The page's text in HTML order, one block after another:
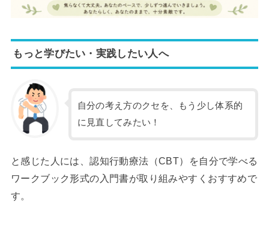
もっと学びたい・実践したい人へ
自分の考え方のクセを、もう少し体系的
に見直してみたい！
と感じた人には、認知行動療法（CBT）を自分で学べる
ワークブック形式の入門書が取り組みやすくおすすめで
す。